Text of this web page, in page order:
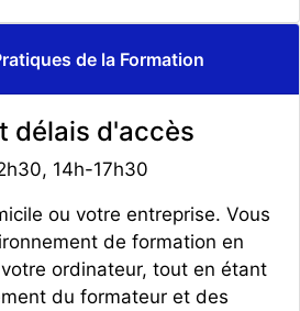
de la Formation
délais d'accès
14h-17h30
ou votre entreprise. Vous
de formation en
votre ordinateur, tout en étant
du formateur et des